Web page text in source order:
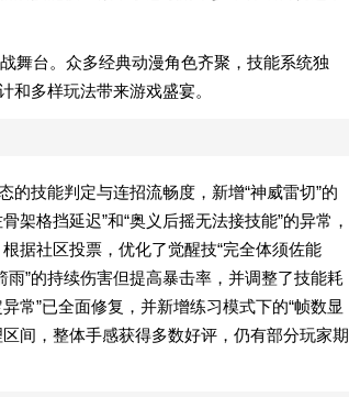
舞台。众多经典动漫角色齐聚，技能系统独
多样玩法带来游戏盛宴。
技能判定与连招流畅度，新增“神威雷切”的
格挡延迟”和“奥义后摇无法接技能”的异常，
据社区投票，优化了觉醒技“完全体须佐能
”的持续伤害但提高暴击率，并调整了技能耗
常”已全面修复，并新增练习模式下的“帧数显
间，整体手感获得多数好评，仍有部分玩家期